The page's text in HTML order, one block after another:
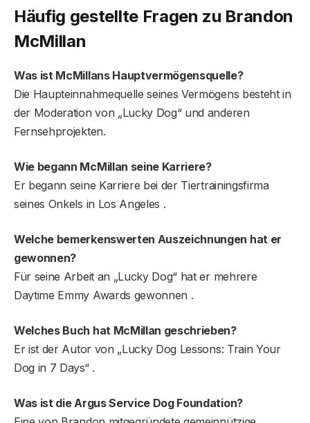
Häufig gestellte Fragen zu Brandon
McMillan
Was ist McMillans Hauptvermögensquelle?
Die Haupteinnahmequelle seines Vermögens besteht in
der Moderation von „Lucky Dog“ und anderen
Fernsehprojekten.
Wie begann McMillan seine Karriere?
Er begann seine Karriere bei der Tiertrainingsfirma
seines Onkels in Los Angeles .
Welche bemerkenswerten Auszeichnungen hat er
gewonnen?
Für seine Arbeit an „Lucky Dog“ hat er mehrere
Daytime Emmy Awards gewonnen .
Welches Buch hat McMillan geschrieben?
Er ist der Autor von „Lucky Dog Lessons: Train Your
Dog in 7 Days“ .
Was ist die Argus Service Dog Foundation?